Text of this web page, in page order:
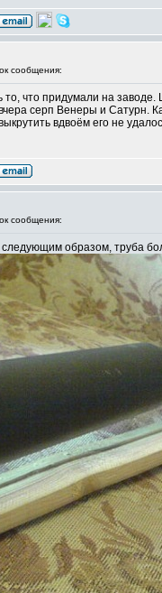
сообщения:
что придумали на
серп Венеры и Сатурн.
вдвоём его не
сообщения:
образом, труба